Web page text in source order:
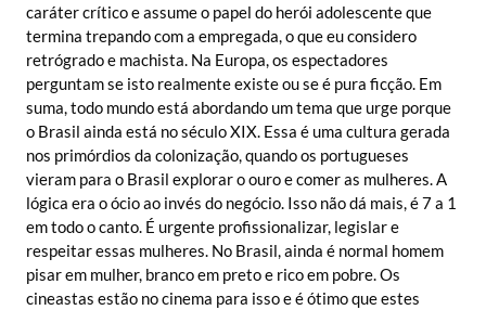
caráter crítico e assume o papel do herói adolescente que
termina trepando com a empregada, o que eu considero
retrógrado e machista. Na Europa, os espectadores
perguntam se isto realmente existe ou se é pura ficção. Em
suma, todo mundo está abordando um tema que urge porque
o Brasil ainda está no século XIX. Essa é uma cultura gerada
nos primórdios da colonização, quando os portugueses
vieram para o Brasil explorar o ouro e comer as mulheres. A
lógica era o ócio ao invés do negócio. Isso não dá mais, é 7 a 1
em todo o canto. É urgente profissionalizar, legislar e
respeitar essas mulheres. No Brasil, ainda é normal homem
pisar em mulher, branco em preto e rico em pobre. Os
cineastas estão no cinema para isso e é ótimo que estes